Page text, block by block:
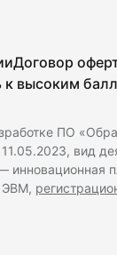
Договор
к высоким
ПО
вид
ЭВМ,